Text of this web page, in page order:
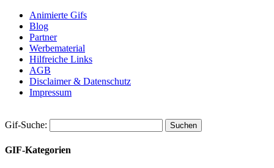
Animierte Gifs
Blog
Partner
Werbematerial
Hilfreiche Links
AGB
Disclaimer & Datenschutz
Impressum
Gif-Suche:
GIF-Kategorien